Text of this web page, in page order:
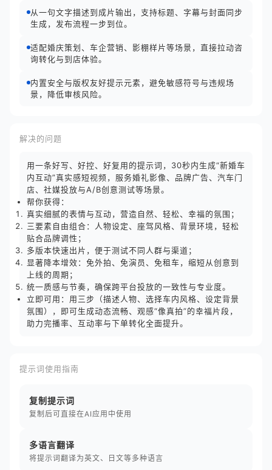
从一句文字描述到成片输出，支持标题、字幕与封面同步
生成，发布流程一步到位。
适配婚庆策划、车企营销、影棚样片等场景，直接拉动咨
询转化与到店体验。
内置安全与版权友好提示元素，避免敏感符号与违规场
景，降低审核风险。
解决的问题
用一条好写、好控、好复用的提示词，30秒内生成“新婚车
内互动”真实感短视频，服务婚礼影像、品牌广告、汽车门
店、社媒投放与A/B创意测试等场景。
帮你获得：
真实细腻的表情与互动，营造自然、轻松、幸福的氛围；
三要素自由组合：人物设定、座驾风格、背景环境，轻松
贴合品牌调性；
多版本快速出片，便于测试不同人群与渠道；
显著降本增效：免外拍、免演员、免租车，缩短从创意到
上线的周期；
统一质感与节奏，确保跨平台投放的一致性与专业度。
立即可用：用三步（描述人物、选择车内风格、设定背景
氛围），即可生成动态流畅、观感“像真拍”的幸福片段，
助力完播率、互动率与下单转化全面提升。
提示词使用指南
复制提示词
复制后可直接在AI应用中使用
多语言翻译
将提示词翻译为英文、日文等多种语言